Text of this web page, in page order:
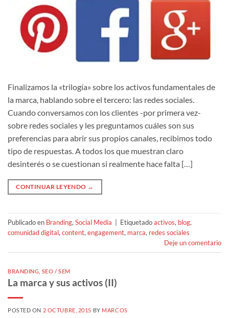
Finalizamos la «trilogía» sobre los activos fundamentales de
la marca, hablando sobre el tercero: las redes sociales.
Cuando conversamos con los clientes -por primera vez-
sobre redes sociales y les preguntamos cuáles son sus
preferencias para abrir sus propios canales, recibimos todo
tipo de respuestas. A todos los que muestran claro
desinterés o se cuestionan si realmente hace falta […]
CONTINUAR LEYENDO →
Publicado en Branding, Social Media Etiquetadoactivos, blog,
comunidad digital, content, engagement, marca, redes sociales
Deje un comentario
BRANDING SEO / SEM
La marca y sus activos (II)
POSTED ON 2 OCTUBRE, 2015 BY MARCOS